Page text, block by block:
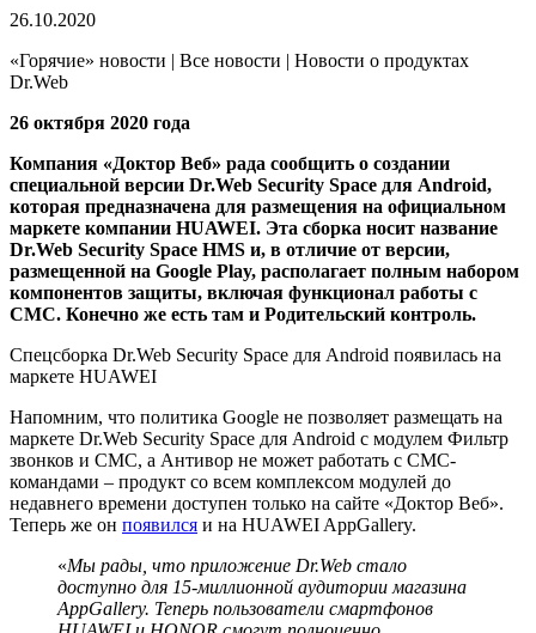
26.10.2020
«Горячие» новости | Все новости | Новости о продуктах
Dr.Web
26 октября 2020 года
Компания «Доктор Веб» рада сообщить о создании
специальной версии Dr.Web Security Space для Android,
которая предназначена для размещения на официальном
маркете компании HUAWEI. Эта сборка носит название
Dr.Web Security Space HMS и, в отличие от версии,
размещенной на Google Play, располагает полным набором
компонентов защиты, включая функционал работы с
СМС. Конечно же есть там и Родительский контроль.
Спецсборка Dr.Web Security Space для Android появилась на
маркете HUAWEI
Напомним, что политика Google не позволяет размещать на
маркете Dr.Web Security Space для Android с модулем Фильтр
звонков и СМС, а Антивор не может работать с СМС-
командами – продукт со всем комплексом модулей до
недавнего времени доступен только на сайте «Доктор Веб».
Теперь же он появился и на HUAWEI AppGallery.
«Мы рады, что приложение Dr.Web стало
доступно для 15-миллионной аудитории магазина
AppGallery. Теперь пользователи смартфонов